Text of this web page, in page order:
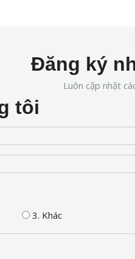
Đăng ký
Luôn cập nhật
tôi
3. Khác